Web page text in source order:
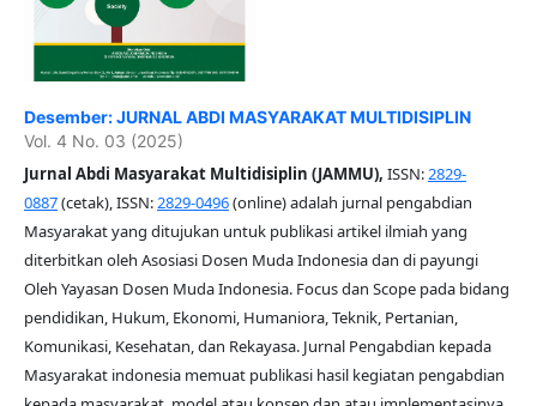
Desember: JURNAL ABDI MASYARAKAT MULTIDISIPLIN
Vol. 4 No. 03 (2025)
Jurnal Abdi Masyarakat Multidisiplin (JAMMU), ISSN:2829-
0887(cetak), ISSN:2829-0496(online) adalah jurnal pengabdian
Masyarakat yang ditujukan untuk publikasi artikel ilmiah yang
diterbitkan oleh Asosiasi Dosen Muda Indonesia dan di payungi
Oleh Yayasan Dosen Muda Indonesia. Focus dan Scope pada bidang
pendidikan, Hukum, Ekonomi, Humaniora, Teknik, Pertanian,
Komunikasi, Kesehatan, dan Rekayasa. Jurnal Pengabdian kepada
Masyarakat indonesia memuat publikasi hasil kegiatan pengabdian